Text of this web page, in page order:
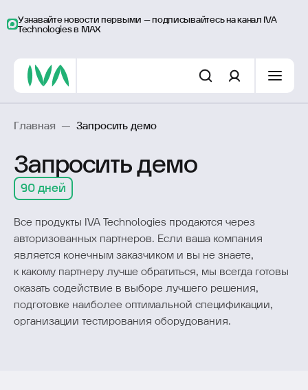
Узнавайте новости первыми – подписывайтесь на канал IVA
Technologies в MAX
Главная — Запросить демо
Запросить демо
90 дней
Все продукты IVA Technologies продаются через
авторизованных партнеров. Если ваша компания
является конечным заказчиком и вы не знаете,
к какому партнеру лучше обратиться, мы всегда готовы
оказать содействие в выборе лучшего решения,
подготовке наиболее оптимальной спецификации,
организации тестирования оборудования.